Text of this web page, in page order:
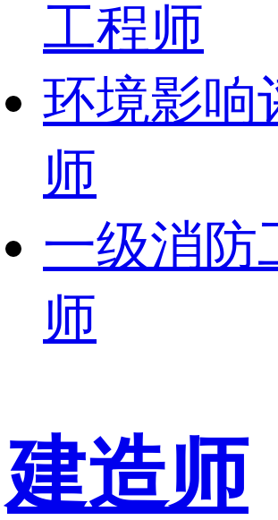
工程师
环境影响
师
一级消防
师
建造师